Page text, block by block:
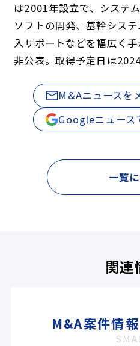
は2001年設立で、システ
ソフトの開発、基幹シス
入サポートなどを幅広く
非公表。取得予定日は
M&Aニュースを
Googleニュース
一覧
関連
M&A案件情